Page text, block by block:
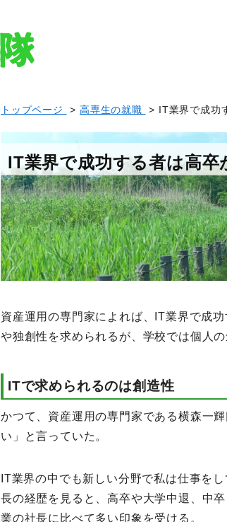
トップページ >高専生の就職 > IT業界で成功
IT業界で成功する者は高卒
資産運用の専門家によれば、IT業界で成
や独創性を求められるが、学校では個人
ITで求められるのは創造性
かつて、資産運用の専門家である横森一
い」と言っていた。
IT業界の中でも新しい分野で私は仕事を
長の経歴を見ると、高卒や大学中退、中
業の社長に比べて多い印象を受ける。